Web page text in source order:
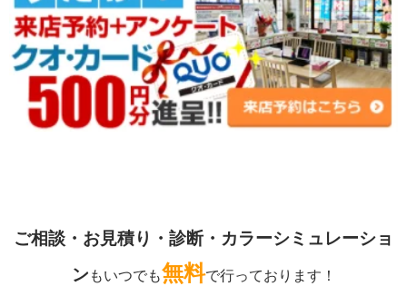
ご相談・お見積り・診断・カラーシミュレーショ
ン もいつでも無料で行っております！